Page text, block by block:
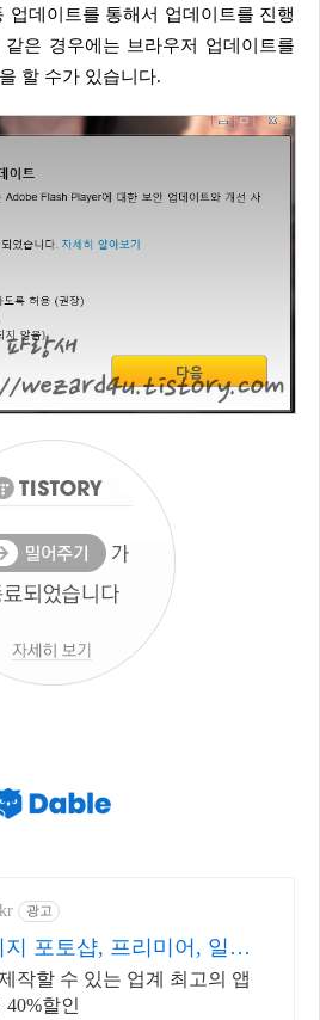
업데이트를 통해서 업데이트를 진행
은 경우에는 브라우저 업데이트를
할 수가 있습니다.
광고
지 포토샵, 프리미어, 일러
작할 수 있는 업계 최고의 앱
할인